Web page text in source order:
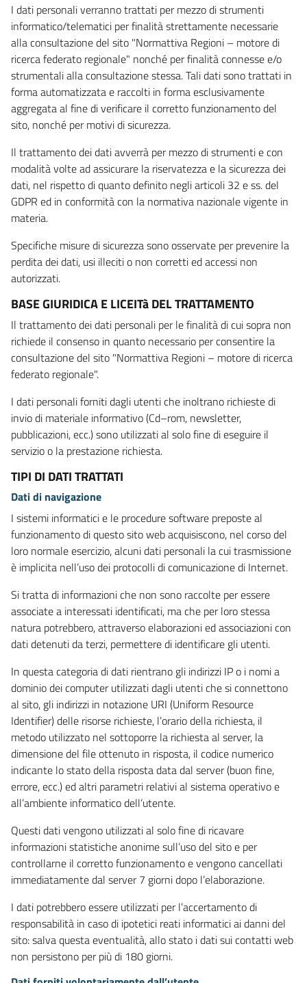
I dati personali verranno trattati per mezzo di strumenti
informatico/telematici per finalità strettamente necessarie
alla consultazione del sito "Normattiva Regioni – motore di
ricerca federato regionale" nonché per finalità connesse e/o
strumentali alla consultazione stessa. Tali dati sono trattati in
forma automatizzata e raccolti in forma esclusivamente
aggregata al fine di verificare il corretto funzionamento del
sito, nonché per motivi di sicurezza.
Il trattamento dei dati avverrà per mezzo di strumenti e con
modalità volte ad assicurare la riservatezza e la sicurezza dei
dati, nel rispetto di quanto definito negli articoli 32 e ss. del
GDPR ed in conformità con la normativa nazionale vigente in
materia.
Specifiche misure di sicurezza sono osservate per prevenire la
perdita dei dati, usi illeciti o non corretti ed accessi non
autorizzati.
BASE GIURIDICA E LICEITà DEL TRATTAMENTO
Il trattamento dei dati personali per le finalità di cui sopra non
richiede il consenso in quanto necessario per consentire la
consultazione del sito "Normattiva Regioni – motore di ricerca
federato regionale".
I dati personali forniti dagli utenti che inoltrano richieste di
invio di materiale informativo (Cd–rom, newsletter,
pubblicazioni, ecc.) sono utilizzati al solo fine di eseguire il
servizio o la prestazione richiesta.
TIPI DI DATI TRATTATI
Dati di navigazione
I sistemi informatici e le procedure software preposte al
funzionamento di questo sito web acquisiscono, nel corso del
loro normale esercizio, alcuni dati personali la cui trasmissione
è implicita nell’uso dei protocolli di comunicazione di Internet.
Si tratta di informazioni che non sono raccolte per essere
associate a interessati identificati, ma che per loro stessa
natura potrebbero, attraverso elaborazioni ed associazioni con
dati detenuti da terzi, permettere di identificare gli utenti.
In questa categoria di dati rientrano gli indirizzi IP o i nomi a
dominio dei computer utilizzati dagli utenti che si connettono
al sito, gli indirizzi in notazione URI (Uniform Resource
Identifier) delle risorse richieste, l’orario della richiesta, il
metodo utilizzato nel sottoporre la richiesta al server, la
dimensione del file ottenuto in risposta, il codice numerico
indicante lo stato della risposta data dal server (buon fine,
errore, ecc.) ed altri parametri relativi al sistema operativo e
all’ambiente informatico dell’utente.
Questi dati vengono utilizzati al solo fine di ricavare
informazioni statistiche anonime sull’uso del sito e per
controllarne il corretto funzionamento e vengono cancellati
immediatamente dal server 7 giorni dopo l’elaborazione.
I dati potrebbero essere utilizzati per l’accertamento di
responsabilità in caso di ipotetici reati informatici ai danni del
sito: salva questa eventualità, allo stato i dati sui contatti web
non persistono per più di 180 giorni.